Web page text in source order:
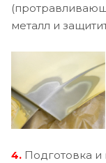
металл и
4. Подготовка